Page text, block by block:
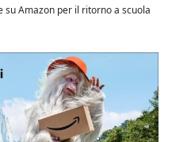
su Amazon per il ritorno a scuola